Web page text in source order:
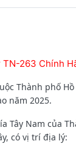
263 Chính
Thành phố
năm 2025.
Tây Nam của
có vị trí địa lý: